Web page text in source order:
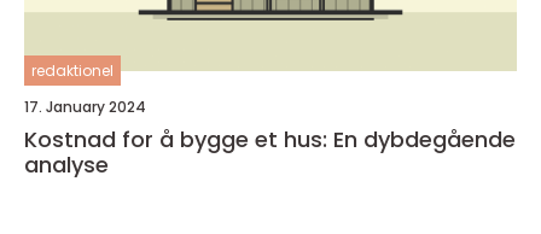
redaktionel
17. January 2024
Kostnad for å bygge et hus: En dybdegående
analyse